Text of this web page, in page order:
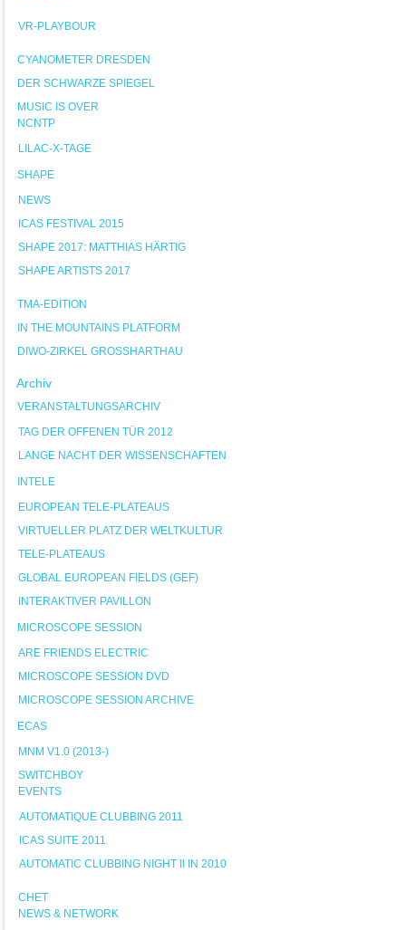
VR-PLAYBOUR
CYANOMETER DRESDEN
DER SCHWARZE SPIEGEL
MUSIC IS OVER
NCNTP
LILAC-X-TAGE
SHAPE
NEWS
ICAS FESTIVAL 2015
SHAPE 2017: MATTHIAS HÄRTIG
SHAPE ARTISTS 2017
TMA-EDITION
IN THE MOUNTAINS PLATFORM
DIWO-ZIRKEL GROSSHARTHAU
Archiv
VERANSTALTUNGSARCHIV
TAG DER OFFENEN TÜR 2012
LANGE NACHT DER WISSENSCHAFTEN
INTELE
EUROPEAN TELE-PLATEAUS
VIRTUELLER PLATZ DER WELTKULTUR
TELE-PLATEAUS
GLOBAL EUROPEAN FIELDS (GEF)
INTERAKTIVER PAVILLON
MICROSCOPE SESSION
ARE FRIENDS ELECTRIC
MICROSCOPE SESSION DVD
MICROSCOPE SESSION ARCHIVE
ECAS
MNM V1.0 (2013-)
SWITCHBOY
EVENTS
AUTOMATIQUE CLUBBING 2011
ICAS SUITE 2011
AUTOMATIC CLUBBING NIGHT II IN 2010
CHET
NEWS & NETWORK